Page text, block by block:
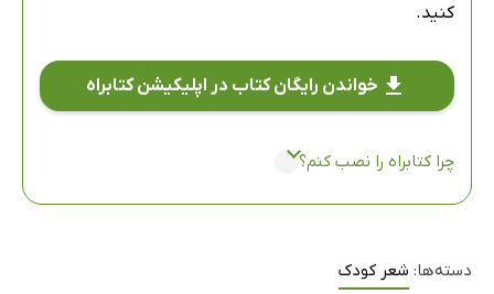
کنید.
خواندن رایگان کتاب در اپلیکیشن کتابراه
چرا کتابراه را نصب کنم؟
دسته‌ها: شعر کودک